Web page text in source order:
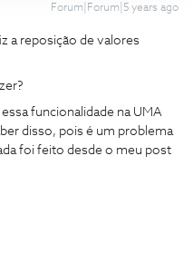
Forum|Forum|5 years ago
a reposição de valores
funcionalidade na UMA
disso, pois é um problema
foi feito desde o meu post